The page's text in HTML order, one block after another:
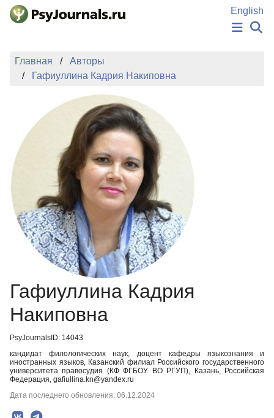
Перейти к основному содержанию
English
ИЗДАНИЯ
ПОДАТЬ РУКОПИСЬ
БАЗА ЗНАНИЙ
КЛЮЧЕВЫЕ СЛОВА
Регистрация
Главная
Авторы
Гафиуллина Кадрия Накиповна
Гафиуллина Кадрия
Накиповна
PsyJournalsID: 14043
кандидат филологических наук, доцент кафедры языкознания и
иностранных языков, Казанский филиал Российского государственного
университета правосудия (КФ ФГБОУ ВО РГУП), Казань, Российская
Федерация, gafiullina.kn@yandex.ru
Дата последнего обновления: 06.12.2024